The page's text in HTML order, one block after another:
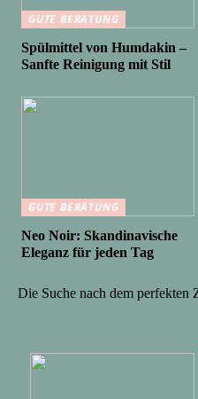
GUTE BERATUNG
Spülmittel von Humdakin –
Sanfte Reinigung mit Stil
GUTE BERATUNG
Neo Noir: Skandinavische
Eleganz für jeden Tag
Die Suche nach dem perfekten